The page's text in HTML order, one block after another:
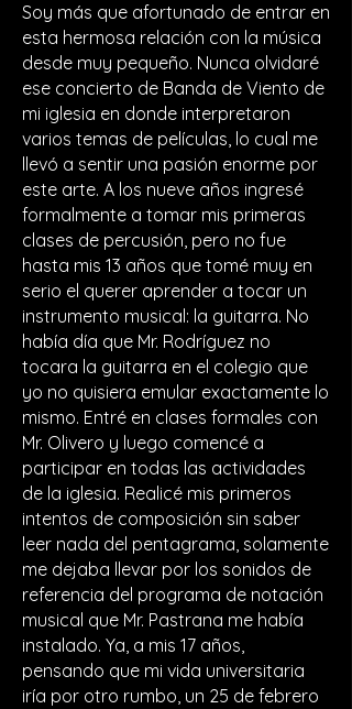
Soy más que afortunado de entrar en
esta hermosa relación con la música
desde muy pequeño. Nunca olvidaré
ese concierto de Banda de Viento de
mi iglesia en donde interpretaron
varios temas de películas, lo cual me
llevó a sentir una pasión enorme por
este arte. A los nueve años ingresé
formalmente a tomar mis primeras
clases de percusión, pero no fue
hasta mis 13 años que tomé muy en
serio el querer aprender a tocar un
instrumento musical: la guitarra. No
había día que Mr. Rodríguez no
tocara la guitarra en el colegio que
yo no quisiera emular exactamente lo
mismo. Entré en clases formales con
Mr. Olivero y luego comencé a
participar en todas las actividades
de la iglesia. Realicé mis primeros
intentos de composición sin saber
leer nada del pentagrama, solamente
me dejaba llevar por los sonidos de
referencia del programa de notación
musical que Mr. Pastrana me había
instalado. Ya, a mis 17 años,
pensando que mi vida universitaria
iría por otro rumbo, un 25 de febrero